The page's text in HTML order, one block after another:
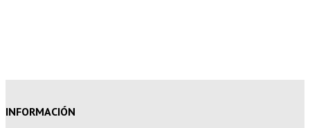
INFORMACIÓN